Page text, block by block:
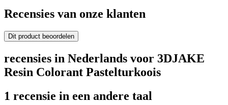
Recensies van onze klanten
Dit product beoordelen
recensies in Nederlands voor 3DJAKE
Resin Colorant Pastelturkoois
1 recensie in een andere taal